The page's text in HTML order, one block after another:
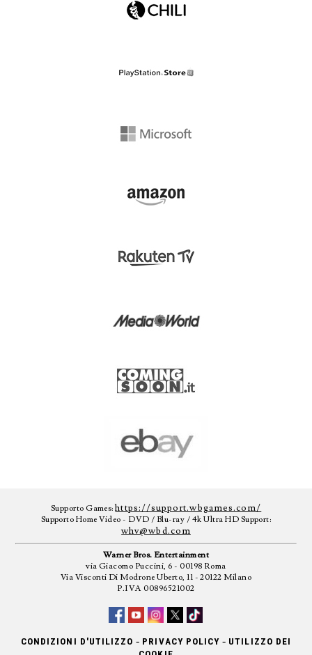
Supporto Games:https://support.wbgames.com/
Supporto Home Video - DVD / Blu-ray / 4k Ultra HD Support:
whv@wbd.com
Warner Bros. Entertainment
via Giacomo Puccini, 6 - 00198 Roma
Via Visconti Di Modrone Uberto, 11 - 20122 Milano
P.IVA 00896521002
CONDIZIONI D'UTILIZZO - PRIVACY POLICY - UTILIZZO DEI